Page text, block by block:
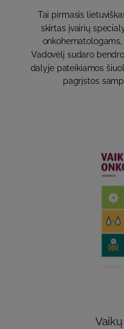
Tai pirmasis
skirtas įvairių
Vadovėlį sudaro
dalyje pateikiamos
pagrįstos